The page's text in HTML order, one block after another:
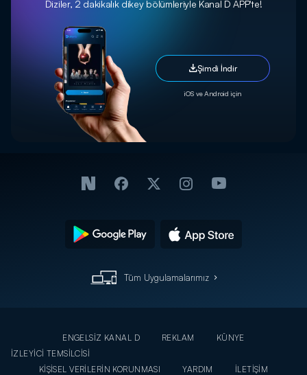
Diziler, 2 dakikalık dikey bölümleriyle Kanal D APP'te!
Şimdi İndir
iOS ve Android için
Tüm Uygulamalarımız
ENGELSİZ KANAL D REKLAM
KÜNYE
İZLEYİCİ TEMSİLCİSİ
KİŞİSEL VERİLERİN KORUNMASI
YARDIM İLETİŞİM